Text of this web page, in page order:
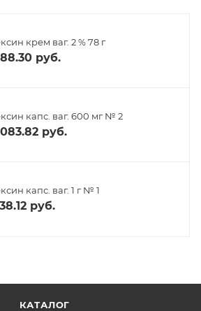
крем ваг. 2 % 78 г
руб.
капс. ваг. 600 мг № 2
083.82 руб.
капс. ваг. 1 г № 1
руб.
КАТАЛОГ